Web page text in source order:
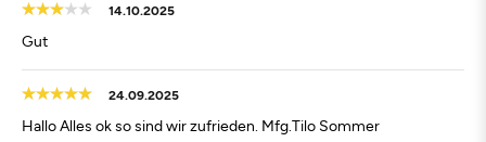
14.10.2025
Gut
24.09.2025
Hallo Alles ok so sind wir zufrieden. Mfg.Tilo Sommer